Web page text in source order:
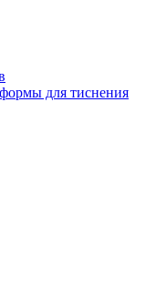
для тиснения